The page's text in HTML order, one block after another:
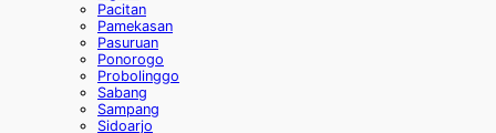
Pacitan
Pamekasan
Pasuruan
Ponorogo
Probolinggo
Sabang
Sampang
Sidoarjo